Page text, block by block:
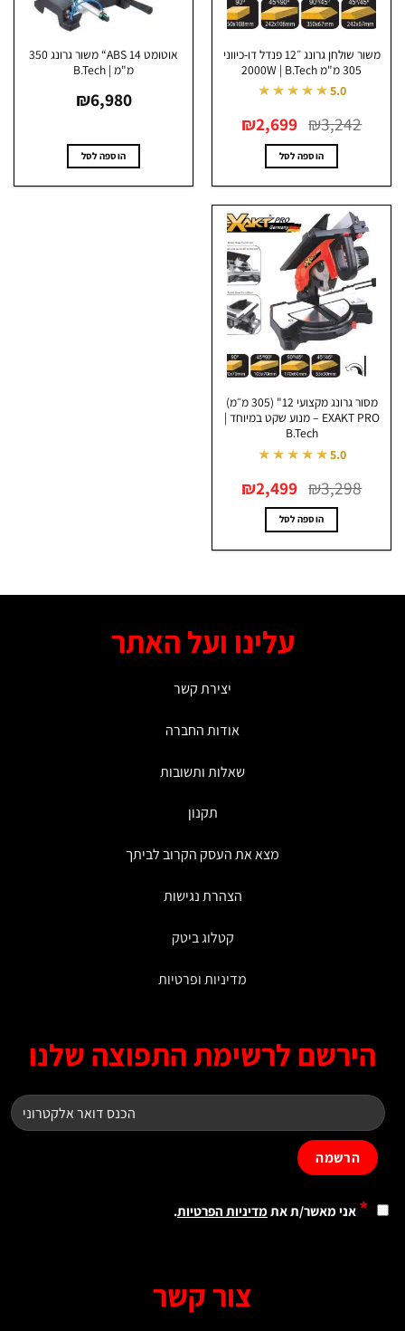
משור שולחן גרונג ״12 פנדל דו-כיווני
★★★★★
₪3,242 המקורי
היה:
₪3,242.
₪2,699 הנוכחי
הוא:
₪2,699.
הוספה לסל
אוטומט ABS 14“ משור גרונג 350
₪6,980
הוספה לסל
מסור גרונג מקצועי 12" (305 מ״מ)
EXAKT PRO – מנוע שקט במיוחד |
★★★★★
₪3,298 המקורי
היה:
₪3,298.
₪2,499 הנוכחי
הוא:
₪2,499.
הוספה לסל
עלינו ועל האתר
יצירת קשר
אודות החברה
שאלות ותשובות
מצא את העסק הקרוב לביתך
הצהרת נגישות
קטלוג ביטק
מדיניות ופרטיות
לרשימת התפוצה שלנו
אני מאשר/ת אתמדיניות הפרטיות.
צור קשר